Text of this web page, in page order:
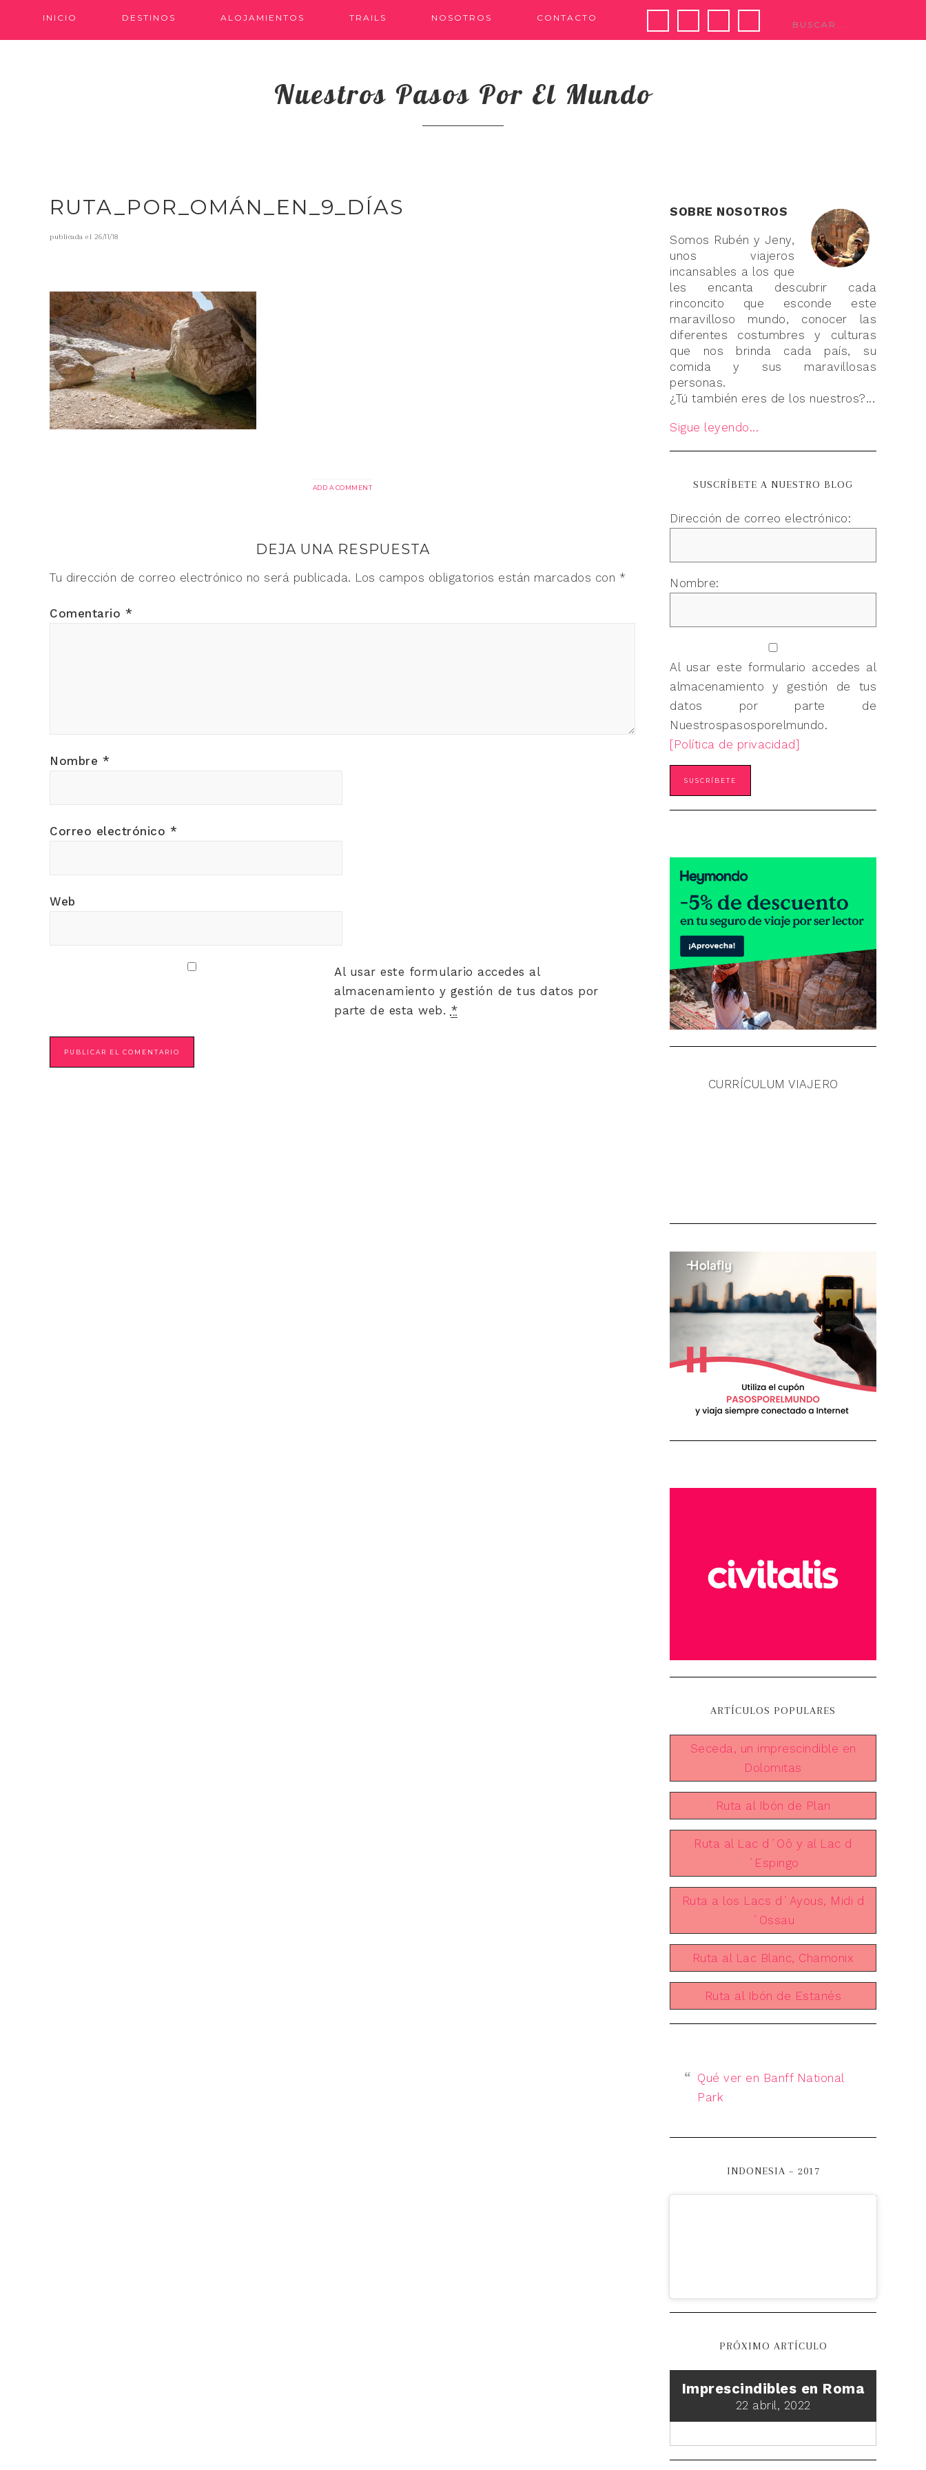
INICIO DESTINOS ALOJAMIENTOS TRAILS NOSOTROS CONTACTO
Nuestros Pasos Por El Mundo
RUTA_POR_OMÁN_EN_9_DÍAS
publicada el 26/11/18
ADD A COMMENT
DEJA UNA RESPUESTA
Tu dirección de correo electrónico no será publicada. Los campos obligatorios están marcados con *
Comentario *
Nombre *
Correo electrónico *
Web
Al usar este formulario accedes al
almacenamiento y gestión de tus datos por
parte de esta web. *
SOBRE NOSOTROS
Somos Rubén y Jeny,
unos viajeros
incansables a los que
les encanta descubrir cada
rinconcito que esconde este
maravilloso mundo, conocer las
diferentes costumbres y culturas
que nos brinda cada país, su
comida y sus maravillosas
personas.
¿Tú también eres de los nuestros?...
Sigue leyendo...
SUSCRÍBETE A NUESTRO BLOG
Dirección de correo electrónico:
Nombre:
Al usar este formulario accedes al
almacenamiento y gestión de tus
datos por parte de
Nuestrospasosporelmundo.
[Política de privacidad]
CURRÍCULUM VIAJERO
ARTÍCULOS POPULARES
Seceda, un imprescindible en
Dolomitas
Ruta al Ibón de Plan
Ruta al Lac d´Oô y al Lac d
´Espingo
Ruta a los Lacs d´Ayous, Midi d
´Ossau
Ruta al Lac Blanc, Chamonix
Ruta al Ibón de Estanés
Qué ver en Banff National
Park
INDONESIA – 2017
PRÓXIMO ARTÍCULO
Imprescindibles en Roma
22 abril, 2022